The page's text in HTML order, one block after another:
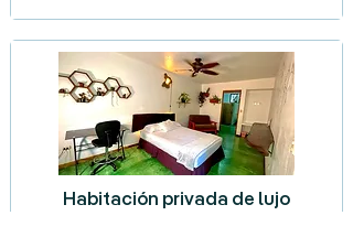
Habitación privada de lujo